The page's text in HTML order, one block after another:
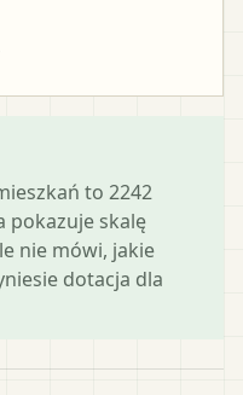
to 2242
pokazuje skalę
nie mówi, jakie
dotacja dla